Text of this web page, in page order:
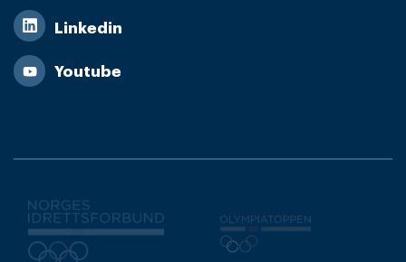
Linkedin
Youtube